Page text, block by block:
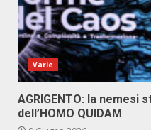
Varie
AGRIGENTO: la
dell’HOMO QUIDAM